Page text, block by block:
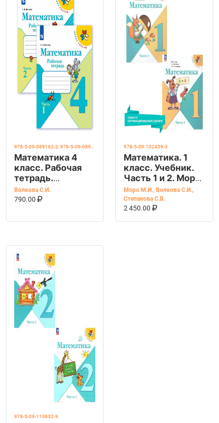
Математика 4
класс. Рабочая
тетрадь.
Комплект из 2-х
частей. УМК
Волкова С.И.
790.00
В КОРЗИНУ
978-5-09-102459-3
Математика. 1
класс. Учебник.
Часть 1 и 2. Моро
М. И.
Моро М.И., Волкова С.И.,
Степанова С.В.
2 450.00
В КОРЗИНУ
978-5-09-110632-9